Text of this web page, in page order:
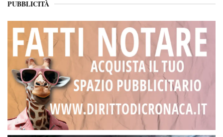
PUBBLICITÀ